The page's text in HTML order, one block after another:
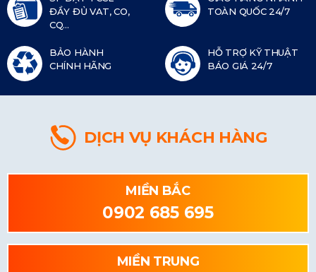
ĐẦY ĐỦ VAT, CO,
CQ...
TOÀN QUỐC 24/7
BẢO HÀNH
CHÍNH HÃNG
HỖ TRỢ KỸ THUẬT
BÁO GIÁ 24/7
DỊCH VỤ KHÁCH HÀNG
MIỀN BẮC
0902 685 695
MIỀN TRUNG